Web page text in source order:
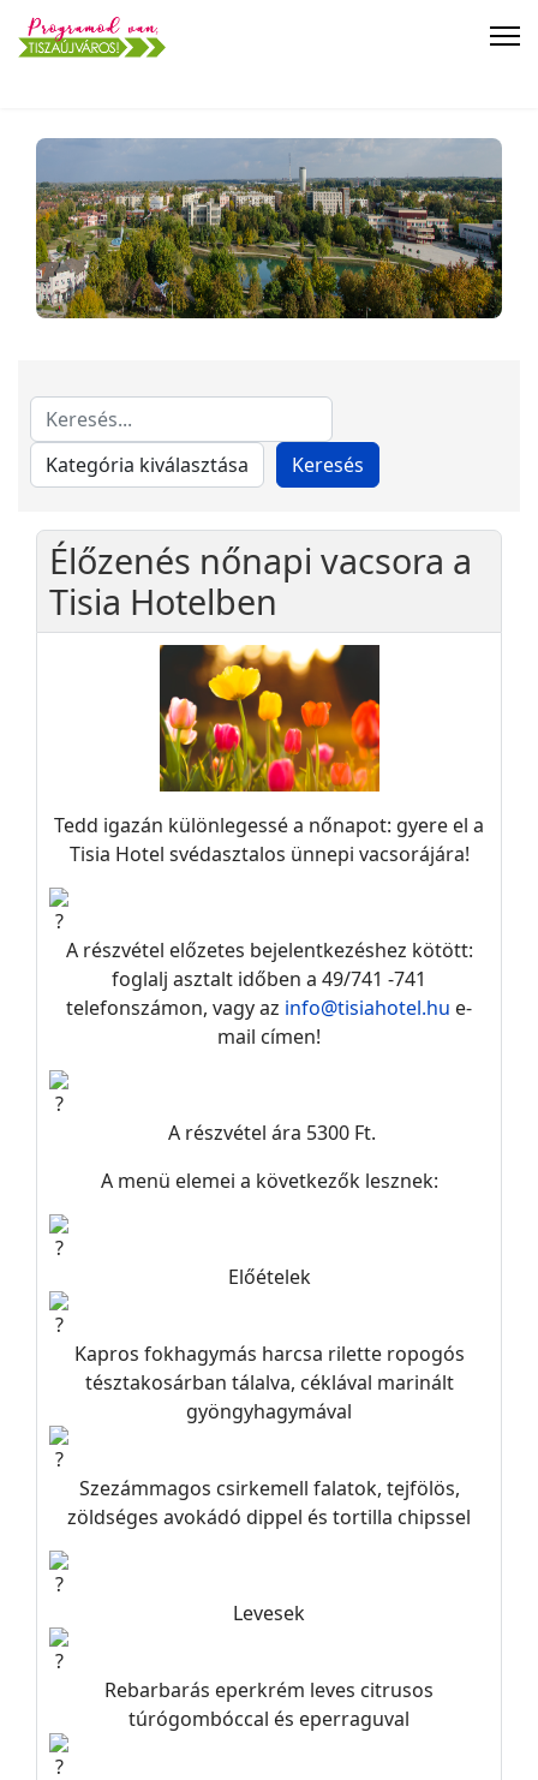
Élőzenés nőnapi vacsora a
Tisia Hotelben
Tedd igazán különlegessé a nőnapot: gyere el a
Tisia Hotel svédasztalos ünnepi vacsorájára!
A részvétel előzetes bejelentkezéshez kötött:
foglalj asztalt időben a 49/741 -741
telefonszámon, vagy az info@tisiahotel.hu e-
mail címen!
A részvétel ára 5300 Ft.
A menü elemei a következők lesznek:
Előételek
Kapros fokhagymás harcsa rilette ropogós
tésztakosárban tálalva, céklával marinált
gyöngyhagymával
Szezámmagos csirkemell falatok, tejfölös,
zöldséges avokádó dippel és tortilla chipssel
Levesek
Rebarbarás eperkrém leves citrusos
túrógombóccal és eperraguval